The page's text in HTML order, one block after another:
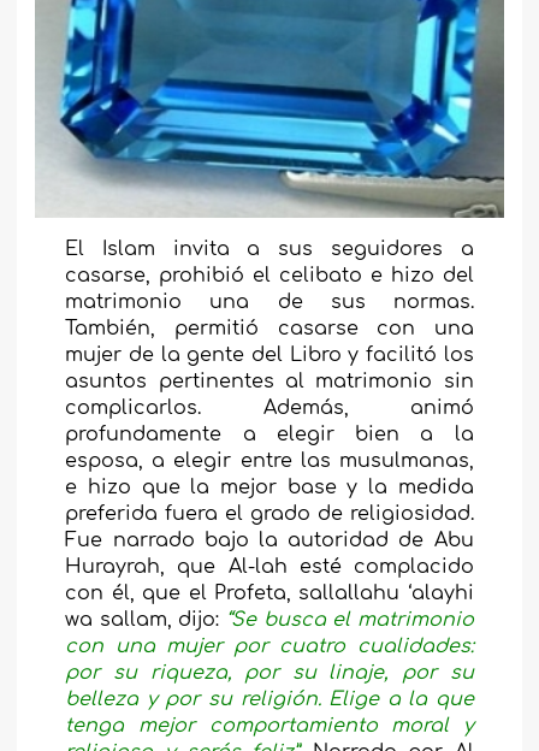
El Islam invita a sus seguidores a
casarse, prohibió el celibato e hizo del
matrimonio una de sus normas.
También, permitió casarse con una
mujer de la gente del Libro y facilitó los
asuntos pertinentes al matrimonio sin
complicarlos. Además, animó
profundamente a elegir bien a la
esposa, a elegir entre las musulmanas,
e hizo que la mejor base y la medida
preferida fuera el grado de religiosidad.
Fue narrado bajo la autoridad de Abu
Hurayrah, que Al-lah esté complacido
con él, que el Profeta, sallallahu ‘alayhi
wa sallam, dijo: “Se busca el matrimonio
con una mujer por cuatro cualidades:
por su riqueza, por su linaje, por su
belleza y por su religión. Elige a la que
tenga mejor comportamiento moral y